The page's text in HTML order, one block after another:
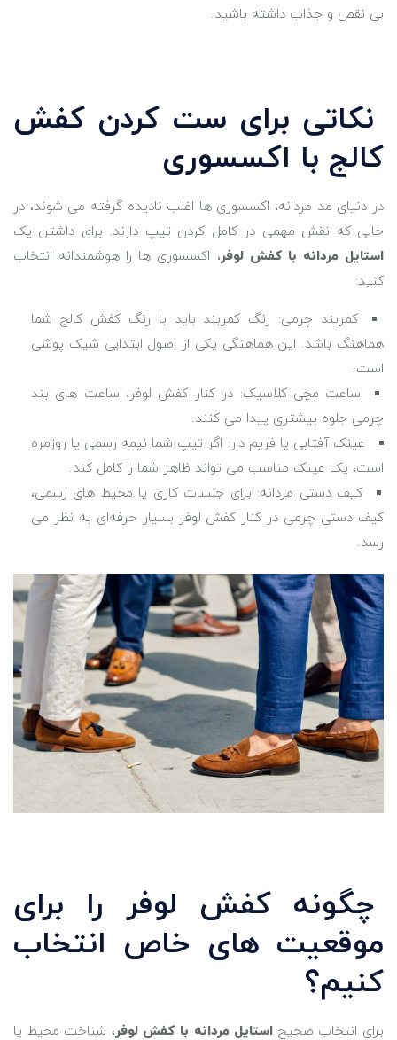
بی ‌نقص و جذاب داشته باشید.
نکاتی برای ست کردن کفش
کالج با اکسسوری‌
در دنیای مد مردانه، اکسسوری ‌ها اغلب نادیده گرفته می ‌شوند، در
حالی که نقش مهمی در کامل کردن تیپ دارند. برای داشتن یک
استایل مردانه با کفش لوفر، اکسسوری ‌ها را هوشمندانه انتخاب
کنید:
کمربند چرمی: رنگ کمربند باید با رنگ کفش کالج شما
هماهنگ باشد. این هماهنگی یکی از اصول ابتدایی شیک ‌پوشی
است.
ساعت مچی کلاسیک: در کنار کفش لوفر، ساعت ‌های بند
چرمی جلوه بیشتری پیدا می‌ کنند.
عینک آفتابی یا فریم ‌دار: اگر تیپ شما نیمه ‌رسمی یا روزمره
است، یک عینک مناسب می ‌تواند ظاهر شما را کامل کند.
کیف دستی مردانه: برای جلسات کاری یا محیط‌ های رسمی،
کیف دستی چرمی در کنار کفش لوفر بسیار حرفه‌ای به نظر می
‌رسد.
چگونه کفش لوفر را برای
موقعیت‌ های خاص انتخاب
کنیم؟
برای انتخاب صحیح استایل مردانه با کفش لوفر، شناخت محیط یا